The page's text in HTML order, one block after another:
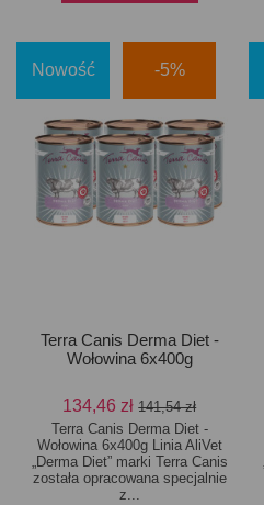
Nowość -5%
Terra Canis Derma Diet -
Wołowina 6x400g
134,46 zł141,54 zł
Terra Canis Derma Diet -
Wołowina 6x400g Linia AliVet
„Derma Diet” marki Terra Canis
została opracowana specjalnie
z...